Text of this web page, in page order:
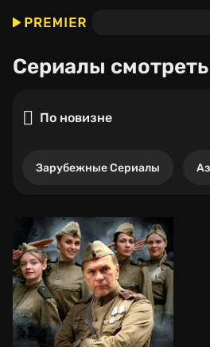
Сериалы
По новизне
Зарубежные Сериалы